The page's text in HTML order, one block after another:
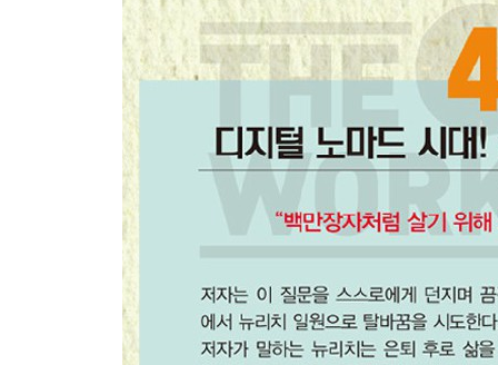
몇 가지 중요한 읽을거리
감사의 말
옮긴이의 말